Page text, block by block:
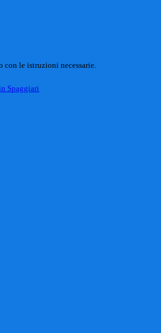
le istruzioni necessarie.
Spaggiari